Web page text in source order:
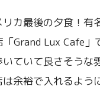
カ最後の夕食！有
Grand Lux Cafe」
ていて良さそうな
余裕で入れるよ